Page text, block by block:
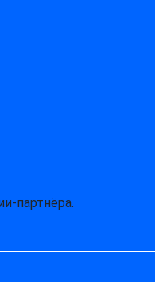
партнёра.